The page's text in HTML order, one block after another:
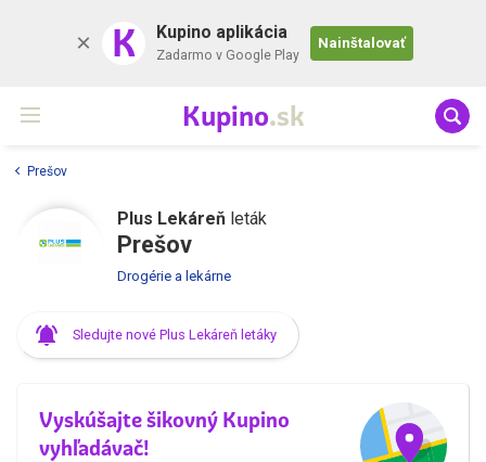
K Kupino aplikácia
Zadarmo v Google Play
Nainštalovať
Kupino.sk
Prešov
Plus Lekáreň leták
Prešov
Drogérie a lekárne
Sledujte nové Plus Lekáreň letáky
Vyskúšajte šikovný Kupino
vyhľadávač!